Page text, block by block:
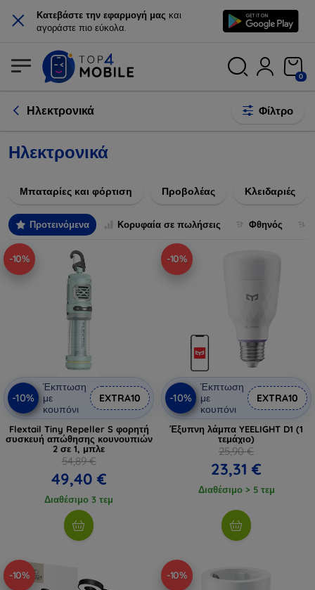
× Κατεβάστε την εφαρμογή μας και
αγοράστε πιο εύκολα.
0
Ηλεκτρονικά Φίλτρο
Ηλεκτρονικά
Μπαταρίες και φόρτιση Προβολέας Κλειδαριές
Προτεινόμενα Κορυφαία σε πωλήσεις Φθηνός
-10%
-10%
Έκπτωση
με
κουπόνι
EXTRA10
Flextail Tiny Repeller S φορητή
συσκευή απώθησης κουνουπιών
2 σε 1, μπλε
54,89 €
49,40 €
Διαθέσιμο 3 τεμ
-10%
-10%
Έκπτωση
με
κουπόνι
EXTRA10
Έξυπνη λάμπα YEELIGHT D1 (1
τεμάχιο)
25,90 €
23,31 €
Διαθέσιμο > 5 τεμ
-10% -10%